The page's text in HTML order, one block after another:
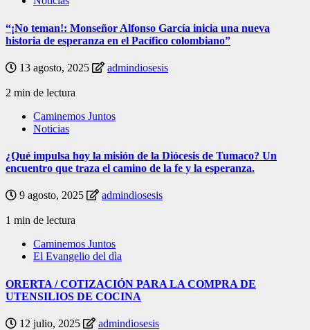
“¡No teman!: Monseñor Alfonso García inicia una nueva
historia de esperanza en el Pacífico colombiano”
13 agosto, 2025 admindiosesis
2 min de lectura
Caminemos Juntos
Noticias
¿Qué impulsa hoy la misión de la Diócesis de Tumaco? Un
encuentro que traza el camino de la fe y la esperanza.
9 agosto, 2025 admindiosesis
1 min de lectura
Caminemos Juntos
El Evangelio del dìa
ORERTA / COTIZACIÓN PARA LA COMPRA DE
UTENSILIOS DE COCINA
12 julio, 2025
admindiosesis